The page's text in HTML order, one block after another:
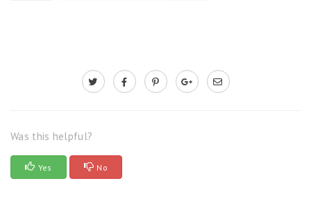
Was this helpful?
Yes No